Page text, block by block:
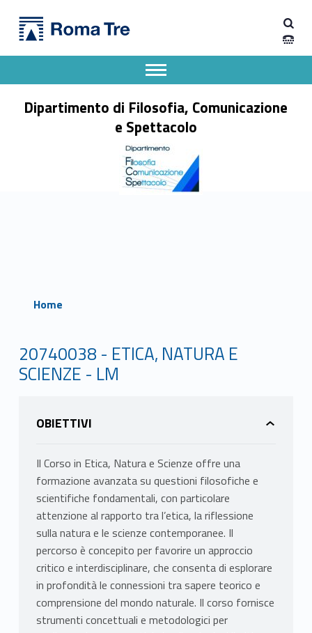
Dipartimento di Filosofia, Comunicazione e Spettacolo
Dipartimento di Filosofia, Comunicazione
e Spettacolo
Apri il menu secondario
Header info sidebar
Home
20740038 - ETICA, NATURA E
SCIENZE - LM
OBIETTIVI
Il Corso in Etica, Natura e Scienze offre una
formazione avanzata su questioni filosofiche e
scientifiche fondamentali, con particolare
attenzione al rapporto tra l’etica, la riflessione
sulla natura e le scienze contemporanee. Il
percorso è concepito per favorire un approccio
critico e interdisciplinare, che consenta di esplorare
in profondità le connessioni tra sapere teorico e
comprensione del mondo naturale. Il corso fornisce
strumenti concettuali e metodologici per